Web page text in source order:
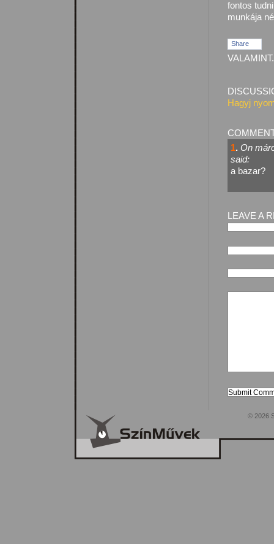
fontos
munkája
Share
Hagyj
1. On
said:
a bazar?
LEAVE A
© 2026